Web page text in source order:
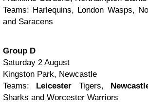
Teams: Harlequins, London Wasps,
and Saracens
Group D
Saturday 2 August
Kingston Park, Newcastle
Teams: Leicester Tigers,
Sharks and Worcester Warriors